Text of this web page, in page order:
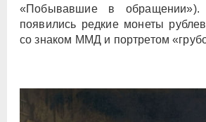
«Побывавшие в обращении»).
появились редкие монеты
со знаком ММД и портретом